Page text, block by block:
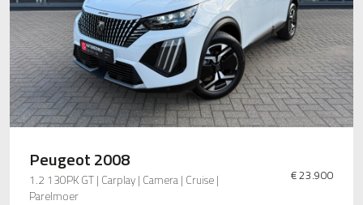
Peugeot 2008
1.2 130PK GT | Carplay | Camera | Cruise |
Parelmoer
€ 23.900